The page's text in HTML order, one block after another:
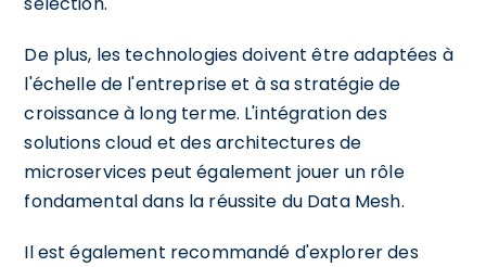
De plus, les technologies doivent être adaptées à
l'échelle de l'entreprise et à sa stratégie de
croissance à long terme. L'intégration des
solutions cloud et des architectures de
microservices peut également jouer un rôle
fondamental dans la réussite du Data Mesh.
Il est également recommandé d'explorer des